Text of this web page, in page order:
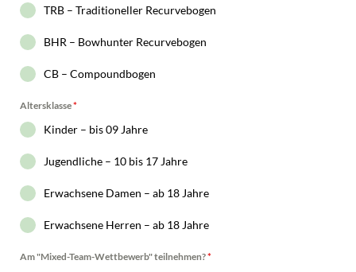
TRB – Traditioneller Recurvebogen
BHR – Bowhunter Recurvebogen
CB – Compoundbogen
Altersklasse*
Kinder – bis 09 Jahre
Jugendliche – 10 bis 17 Jahre
Erwachsene Damen – ab 18 Jahre
Erwachsene Herren – ab 18 Jahre
Am "Mixed-Team-Wettbewerb" teilnehmen?*